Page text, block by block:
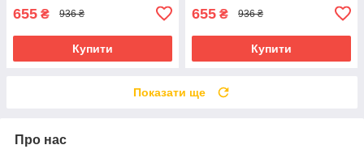
655 ₴ 936 ₴
Купити
655 ₴ 936 ₴
Купити
Показати ще
Про нас